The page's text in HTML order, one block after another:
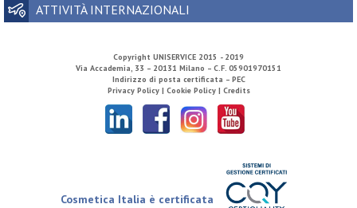
ATTIVITÀ INTERNAZIONALI
Copyright UNISERVICE 2015 - 2019
Via Accademia, 33 – 20131 Milano – C.F. 05901970151
Indirizzo di posta certificata – PEC
Privacy Policy | Cookie Policy | Credits
Cosmetica Italia è certificata